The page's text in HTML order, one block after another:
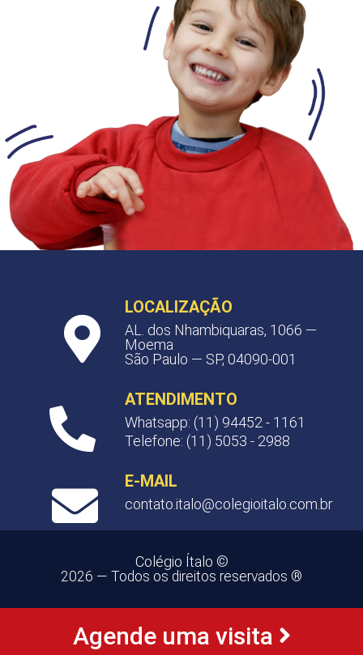
LOCALIZAÇÃO
AL. dos Nhambiquaras, 1066 —
Moema
São Paulo — SP, 04090-001
ATENDIMENTO
Whatsapp: (11) 94452 - 1161
Telefone: (11) 5053 - 2988
E-MAIL
contato.italo@colegioitalo.com.br
Colégio Ítalo ©
2026 — Todos os direitos reservados ®
Agende uma visita